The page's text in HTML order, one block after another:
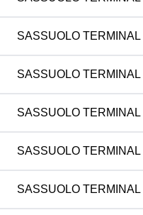
SASSUOLO TERMINAL
SASSUOLO TERMINAL
SASSUOLO TERMINAL
SASSUOLO TERMINAL
SASSUOLO TERMINAL